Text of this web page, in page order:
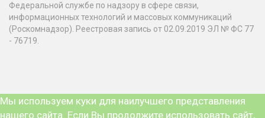
Федеральной службе по надзору в сфере связи,
информационных технологий и массовых коммуникаций
(Роскомнадзор). Реестровая запись от 02.09.2019 ЭЛ № ФС 77
- 76719.
Мы используем куки для наилучшего представления
нашего сайта. Если Вы продолжите использовать сайт,